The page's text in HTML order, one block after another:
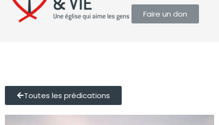
Faire un don
Toutes les prédications